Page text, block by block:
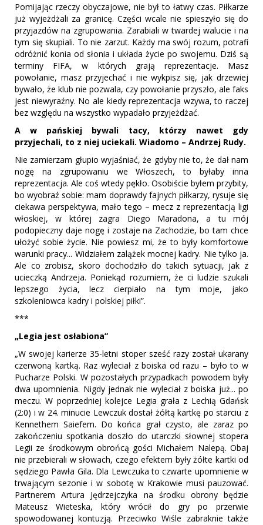
Pomijając rzeczy obyczajowe, nie był to łatwy czas. Piłkarze
już wyjeżdżali za granicę. Części wcale nie spieszyło się do
przyjazdów na zgrupowania. Zarabiali w twardej walucie i na
tym się skupiali. To nie zarzut. Każdy ma swój rozum, potrafi
odróżnić konia od słonia i układa życie po swojemu. Dziś są
terminy FIFA, w których grają reprezentacje. Masz
powołanie, masz przyjechać i nie wykpisz się, jak drzewiej
bywało, że klub nie pozwala, czy powołanie przyszło, ale faks
jest niewyraźny. No ale kiedy reprezentacja wzywa, to raczej
bez względu na wszystko wypadało przyjeżdżać.
A w pańskiej bywali tacy, którzy nawet gdy
przyjechali, to z niej uciekali. Wiadomo – Andrzej Rudy.
Nie zamierzam głupio wyjaśniać, że gdyby nie to, że dał nam
nogę na zgrupowaniu we Włoszech, to byłaby inna
reprezentacja. Ale coś wtedy pękło. Osobiście byłem przybity,
bo wyobraź sobie: mam doprawdy fajnych piłkarzy, rysuje się
ciekawa perspektywa, mało tego – mecz z reprezentacją ligi
włoskiej, w której zagra Diego Maradona, a tu mój
podopieczny daje nogę i zostaje na Zachodzie, bo tam chce
ułożyć sobie życie. Nie powiesz mi, że to były komfortowe
warunki pracy... Widziałem zalążek mocnej kadry. Nie tylko ja.
Ale co zrobisz, skoro dochodziło do takich sytuacji, jak z
ucieczką Andrzeja. Poniekąd rozumiem, że ci ludzie szukali
lepszego życia, lecz cierpiało na tym moje, jako
szkoleniowca kadry i polskiej piłki”.
***
„Legia jest osłabiona”
„W swojej karierze 35-letni stoper sześć razy został ukarany
czerwoną kartką. Raz wyleciał z boiska od razu – było to w
Pucharze Polski. W pozostałych przypadkach powodem były
dwa upomnienia. Nigdy jednak nie wyleciał z boiska już... po
meczu. W poprzedniej kolejce Legia grała z Lechią Gdańsk
(2:0) i w 24. minucie Lewczuk dostał żółtą kartkę po starciu z
Kennethem Saiefem. Do końca grał czysto, ale zaraz po
zakończeniu spotkania doszło do utarczki słownej stopera
Legii ze środkowym obrońcą gości Michałem Nalepą. Obaj
nie przebierali w słowach, czego efektem były żółte kartki od
sędziego Pawła Gila. Dla Lewczuka to czwarte upomnienie w
trwającym sezonie i w sobotę w Krakowie musi pauzować.
Partnerem Artura Jędrzejczyka na środku obrony będzie
Mateusz Wieteska, który wrócił do gry po przerwie
spowodowanej kontuzją. Przeciwko Wiśle zabraknie także